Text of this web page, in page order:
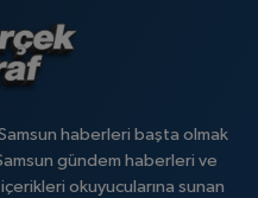
haberleri başta olmak
gündem haberleri ve
okuyucularına sunan